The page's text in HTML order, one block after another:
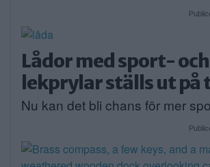
Lådor med sport- och
lekprylar ställs ut på
Nu kan det bli chans för mer